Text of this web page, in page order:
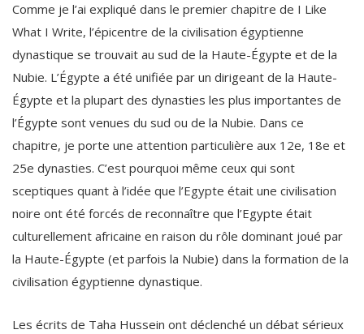
Comme je l’ai expliqué dans le premier chapitre de I Like
What I Write, l’épicentre de la civilisation égyptienne
dynastique se trouvait au sud de la Haute-Égypte et de la
Nubie. L’Égypte a été unifiée par un dirigeant de la Haute-
Égypte et la plupart des dynasties les plus importantes de
l’Égypte sont venues du sud ou de la Nubie. Dans ce
chapitre, je porte une attention particulière aux 12e, 18e et
25e dynasties. C’est pourquoi même ceux qui sont
sceptiques quant à l’idée que l’Egypte était une civilisation
noire ont été forcés de reconnaître que l’Egypte était
culturellement africaine en raison du rôle dominant joué par
la Haute-Égypte (et parfois la Nubie) dans la formation de la
civilisation égyptienne dynastique.
Les écrits de Taha Hussein ont déclenché un débat sérieux